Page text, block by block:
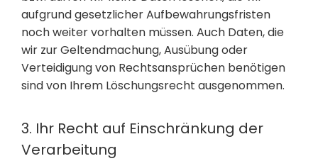
aufgrund gesetzlicher Aufbewahrungsfristen
noch weiter vorhalten müssen. Auch Daten, die
wir zur Geltendmachung, Ausübung oder
Verteidigung von Rechtsansprüchen benötigen
sind von Ihrem Löschungsrecht ausgenommen.
3. Ihr Recht auf Einschränkung der
Verarbeitung